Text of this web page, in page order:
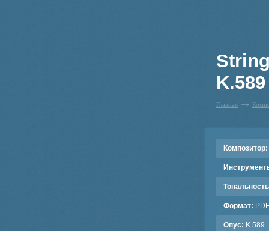
Главная
Композитор:
Формат: PDF
Опус: K.589